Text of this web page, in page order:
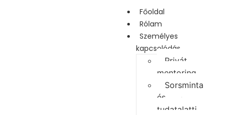
Főoldal
Rólam
Személyes
kapcsolódás
Privát
mentoring
Sorsminta
és
tudatalatti